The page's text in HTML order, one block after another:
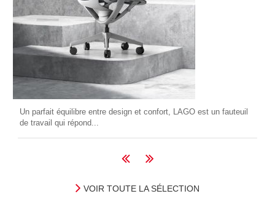
Un parfait équilibre entre design et confort, LAGO est un fauteuil
de travail qui répond...
VOIR TOUTE LA SÉLECTION